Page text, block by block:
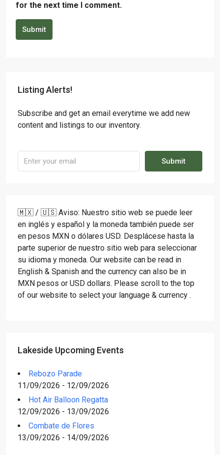
for the next time I comment.
Submit
Listing Alerts!
Subscribe and get an email everytime we add new
content and listings to our inventory.
Submit
🇲🇽 / 🇺🇸 Aviso: Nuestro sitio web se puede leer
en inglés y español y la moneda también puede ser
en pesos MXN o dólares USD. Desplácese hasta la
parte superior de nuestro sitio web para seleccionar
su idioma y moneda. Our website can be read in
English & Spanish and the currency can also be in
MXN pesos or USD dollars. Please scroll to the top
of our website to select your language & currency .
Lakeside Upcoming Events
Rebozo Parade
11/09/2026 - 12/09/2026
Hot Air Balloon Regatta
12/09/2026 - 13/09/2026
Combate de Flores
13/09/2026 - 14/09/2026